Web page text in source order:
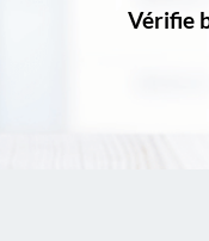
Vérifie